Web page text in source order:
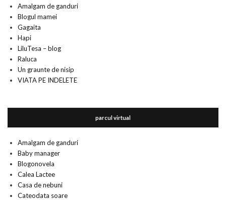
Amalgam de ganduri
Blogul mamei
Gagaita
Hapi
LiluTesa – blog
Raluca
Un graunte de nisip
VIATA PE INDELETE
parcul virtual
Amalgam de ganduri
Baby manager
Blogonovela
Calea Lactee
Casa de nebuni
Cateodata soare